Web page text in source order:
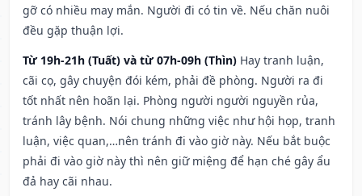
gỡ có nhiều may mắn. Người đi có tin về. Nếu chăn nuôi
đều gặp thuận lợi.
Từ 19h-21h (Tuất) và từ 07h-09h (Thìn) Hay tranh luận,
cãi cọ, gây chuyện đói kém, phải đề phòng. Người ra đi
tốt nhất nên hoãn lại. Phòng người người nguyền rủa,
tránh lây bệnh. Nói chung những việc như hội họp, tranh
luận, việc quan,…nên tránh đi vào giờ này. Nếu bắt buộc
phải đi vào giờ này thì nên giữ miệng để hạn ché gây ẩu
đả hay cãi nhau.